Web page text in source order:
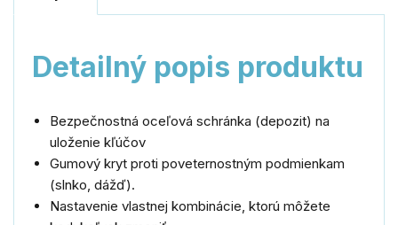
Detailný popis produktu
Bezpečnostná oceľová schránka (depozit) na
uloženie kľúčov
Gumový kryt proti poveternostným podmienkam
(slnko, dážď).
Nastavenie vlastnej kombinácie, ktorú môžete